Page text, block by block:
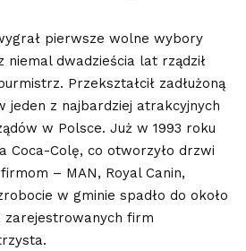
pierwsze wolne wybory
niemal dwadzieścia lat rządził
Przekształcił zadłużoną
jeden z najbardziej atrakcyjnych
w Polsce. Już w 1993 roku
Coca-Colę, co otworzyło drzwi
– MAN, Royal Canin,
w gminie spadło do około
firm